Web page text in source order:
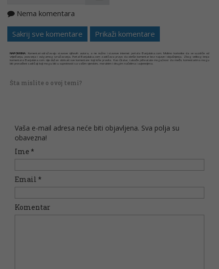
Nema komentara
Sakrij sve komentare Prikaži komentare
NAPOMENA: Komentari odražavaju stavove njihovih autora, a ne nužno i stavove internet portala Banjaluka.com. Molimo korisnike da se suzdrže od
vrijeđanja, psovanja i vulgarnog izražavanja. Portal Banjaluka.com zadržava pravo da obriše komentar bez najave i objašnjenja. Zbog velikog broja
komentara Banjaluka.com nije dužan obrisati sve komentare koji krše pravila. Kao čitalac takođe prihvatate mogućnost da među komentarima mogu
biti pronađeni sadržaji koji mogu biti u suprotnosti sa vašim vjerskim, moralnim i drugim načelima i uvjerenjima.
Šta mislite o ovoj temi?
Vaša e-mail adresa neće biti objavljena. Sva polja su
obavezna!
Ime *
Email *
Komentar